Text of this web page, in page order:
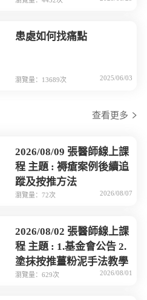
患處如何找痛點
瀏覽量：13689次 2025/06/03
查看更多
2026/08/09 張醫師線上課
程 主題 : 褥瘡案例後續追
蹤及按推方法
瀏覽量：72次 2026/08/07
2026/08/02 張醫師線上課
程 主題 : 1.基金會公告 2.
塗抹按推薑粉泥手法教學
瀏覽量：629次 2026/08/01